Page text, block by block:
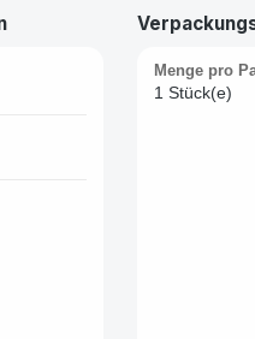
Menge pro
1 Stück(e)